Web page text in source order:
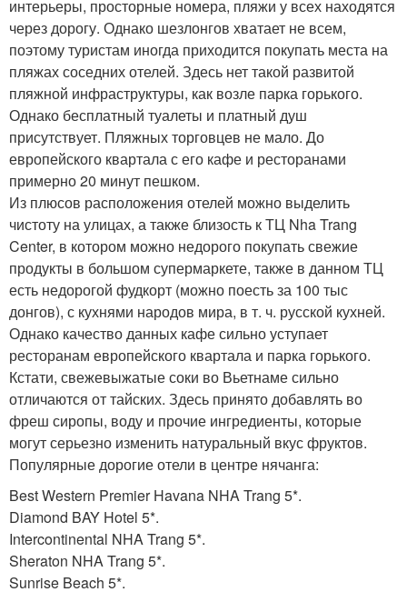
интерьеры, просторные номера, пляжи у всех находятся
через дорогу. Однако шезлонгов хватает не всем,
поэтому туристам иногда приходится покупать места на
пляжах соседних отелей. Здесь нет такой развитой
пляжной инфраструктуры, как возле парка горького.
Однако бесплатный туалеты и платный душ
присутствует. Пляжных торговцев не мало. До
европейского квартала с его кафе и ресторанами
примерно 20 минут пешком.
Из плюсов расположения отелей можно выделить
чистоту на улицах, а также близость к ТЦ Nha Trang
Center, в котором можно недорого покупать свежие
продукты в большом супермаркете, также в данном ТЦ
есть недорогой фудкорт (можно поесть за 100 тыс
донгов), с кухнями народов мира, в т. ч. русской кухней.
Однако качество данных кафе сильно уступает
ресторанам европейского квартала и парка горького.
Кстати, свежевыжатые соки во Вьетнаме сильно
отличаются от тайских. Здесь принято добавлять во
фреш сиропы, воду и прочие ингредиенты, которые
могут серьезно изменить натуральный вкус фруктов.
Популярные дорогие отели в центре нячанга:
Best Western Premier Havana NHA Trang 5*.
Diamond BAY Hotel 5*.
Intercontinental NHA Trang 5*.
Sheraton NHA Trang 5*.
Sunrise Beach 5*.